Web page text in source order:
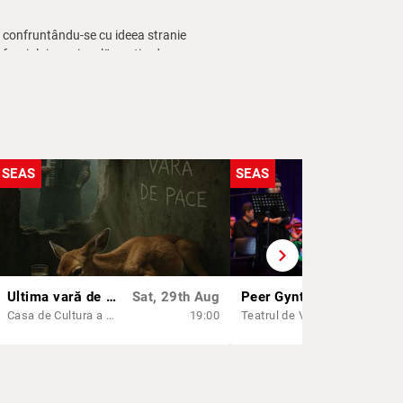
confruntându-se cu ideea stranie
pe o insulă pustie, dar
SEAS
Ultima vară de pace - SEAS 2026
Casa de Cultura a Sindicatelor - Constanta
Sat, 29th Aug
19:00
SEAS
chevron_right